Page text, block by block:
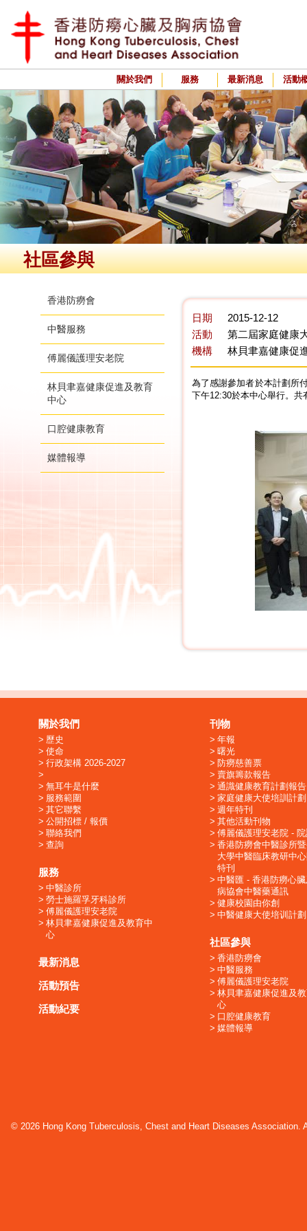
關於我們 服務 最新消息 活動
社區參與
香港防癆會
中醫服務
傅麗儀護理安老院
林貝聿嘉健康促進及教育
中心
口腔健康教育
媒體報導
日期
2015-12-12
活動
第二屆家庭健康
機構
林貝聿嘉健康促
為了感謝參加者於本計劃所
下午12:30於本中心舉行。
關於我們
歷史
使命
行政架構 2026-2027
無耳牛是什麼
服務範圍
其它聯繫
公開招標 / 報價
聯絡我們
查詢
服務
中醫診所
勞士施羅孚牙科診所
傅麗儀護理安老院
林貝聿嘉健康促進及教育中
心
最新消息
活動預告
活動紀要
刊物
年報
曙光
防癆慈善票
賣旗籌款報告
通識健康教育計劃報告
家庭健康大使培訓計劃
週年特刊
其他活動刊物
傅麗儀護理安老院 -
香港防癆會中醫診所
大學中醫臨床教研中
特刊
中醫匯 - 香港防癆心
病協會中醫藥通訊
健康校園由你創
中醫健康大使培训計劃
社區參與
香港防癆會
中醫服務
傅麗儀護理安老院
林貝聿嘉健康促進及
心
口腔健康教育
媒體報導
© 2026 Hong Kong Tuberculosis, Chest and Heart Diseases Association.